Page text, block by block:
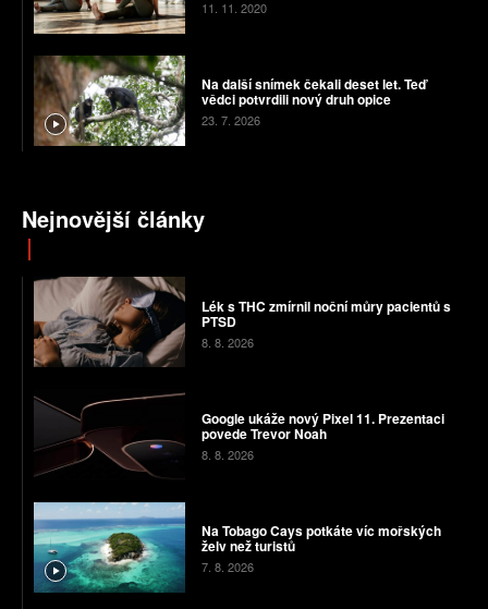
11. 11. 2020
Na další snímek čekali deset let. Teď
vědci potvrdili nový druh opice
23. 7. 2026
Nejnovější články
Lék s THC zmírnil noční můry pacientů s
PTSD
8. 8. 2026
Google ukáže nový Pixel 11. Prezentaci
povede Trevor Noah
8. 8. 2026
Na Tobago Cays potkáte víc mořských
želv než turistů
7. 8. 2026